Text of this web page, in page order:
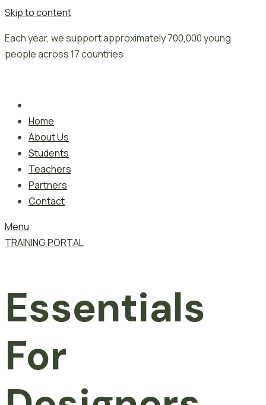
Skip to content
Each year, we support approximately 700,000 young
people across 17 countries
Home
About Us
Students
Teachers
Partners
Contact
Menu
TRAINING PORTAL
Essentials
For